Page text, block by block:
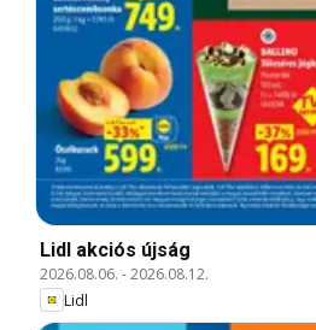
Lidl akciós újság
2026.08.06. -2026.08.12.
Lidl